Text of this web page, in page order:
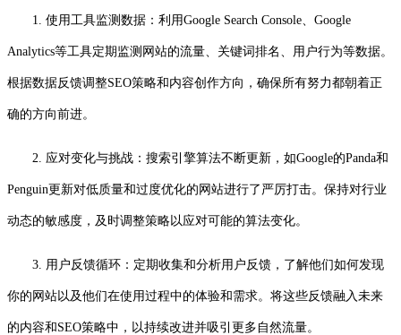
1. 使用工具监测数据：利用Google Search Console、Google
Analytics等工具定期监测网站的流量、关键词排名、用户行为等数据。
根据数据反馈调整SEO策略和内容创作方向，确保所有努力都朝着正
确的方向前进。
2. 应对变化与挑战：搜索引擎算法不断更新，如Google的Panda和
Penguin更新对低质量和过度优化的网站进行了严厉打击。保持对行业
动态的敏感度，及时调整策略以应对可能的算法变化。
3. 用户反馈循环：定期收集和分析用户反馈，了解他们如何发现
你的网站以及他们在使用过程中的体验和需求。将这些反馈融入未来
的内容和SEO策略中，以持续改进并吸引更多自然流量。